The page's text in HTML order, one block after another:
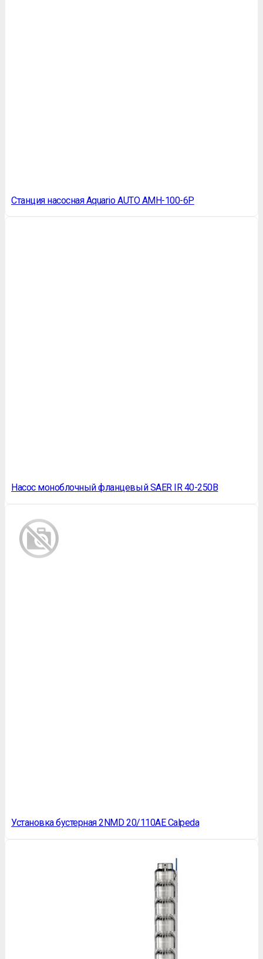
Станция насосная Aquario AUTO AMH-100-6P
Насос моноблочный фланцевый SAER IR 40-250B
Установка бустерная 2NMD 20/110AE Calpeda